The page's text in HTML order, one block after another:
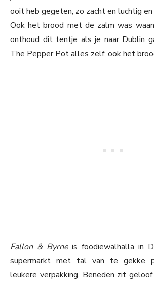
ooit heb gegeten, zo zacht en luchtig
Ook het brood met de zalm was
onthoud dit tentje als je naar Dublin
The Pepper Pot alles zelf, ook het
Fallon & Byrneis foodiewalhalla in
supermarkt met tal van te gekke
leukere verpakking. Beneden zit